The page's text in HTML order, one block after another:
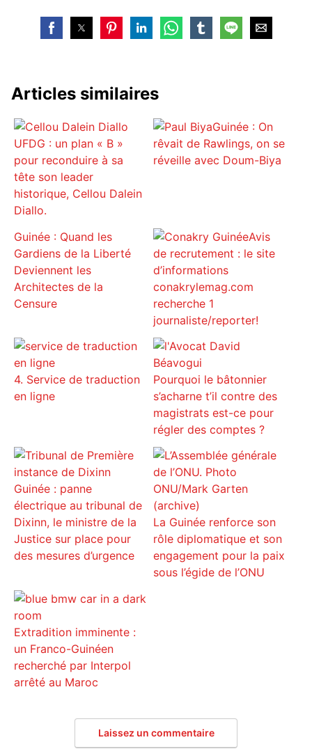
Articles similaires
UFDG : un plan « B »
pour reconduire à sa
tête son leader
historique, Cellou Dalein
Diallo.
Guinée : On
rêvait de Rawlings, on se
réveille avec Doum-Biya
Guinée : Quand les
Gardiens de la Liberté
Deviennent les
Architectes de la
Censure
Avis
de recrutement : le site
d’informations
conakrylemag.com
recherche 1
journaliste/reporter!
4. Service de traduction
en ligne
Pourquoi le bâtonnier
s’acharne t’il contre des
magistrats est-ce pour
régler des comptes ?
Guinée : panne
électrique au tribunal de
Dixinn, le ministre de la
Justice sur place pour
des mesures d’urgence
La Guinée renforce son
rôle diplomatique et son
engagement pour la paix
sous l’égide de l’ONU
Extradition imminente :
un Franco-Guinéen
recherché par Interpol
arrêté au Maroc
Laissez un commentaire